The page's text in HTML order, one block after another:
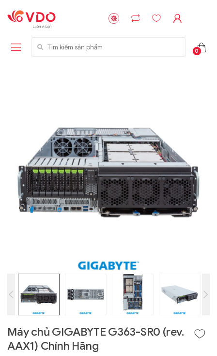
Tìm kiếm sản phẩm
0
Máy chủ GIGABYTE G363-SR0 (rev.
AAX1) Chính Hãng
AAX1)